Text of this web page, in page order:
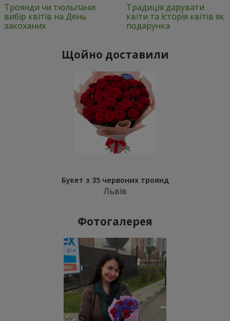
Троянди чи тюльпани:
вибір квітів на День
закоханих
Традиція дарувати
квіти та історія квітів як
подарунка
Щойно доставили
Букет з 35 червоних троянд
Львів
Фотогалерея